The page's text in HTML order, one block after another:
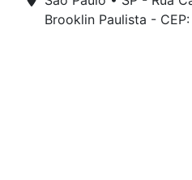
Brooklin Paulista -